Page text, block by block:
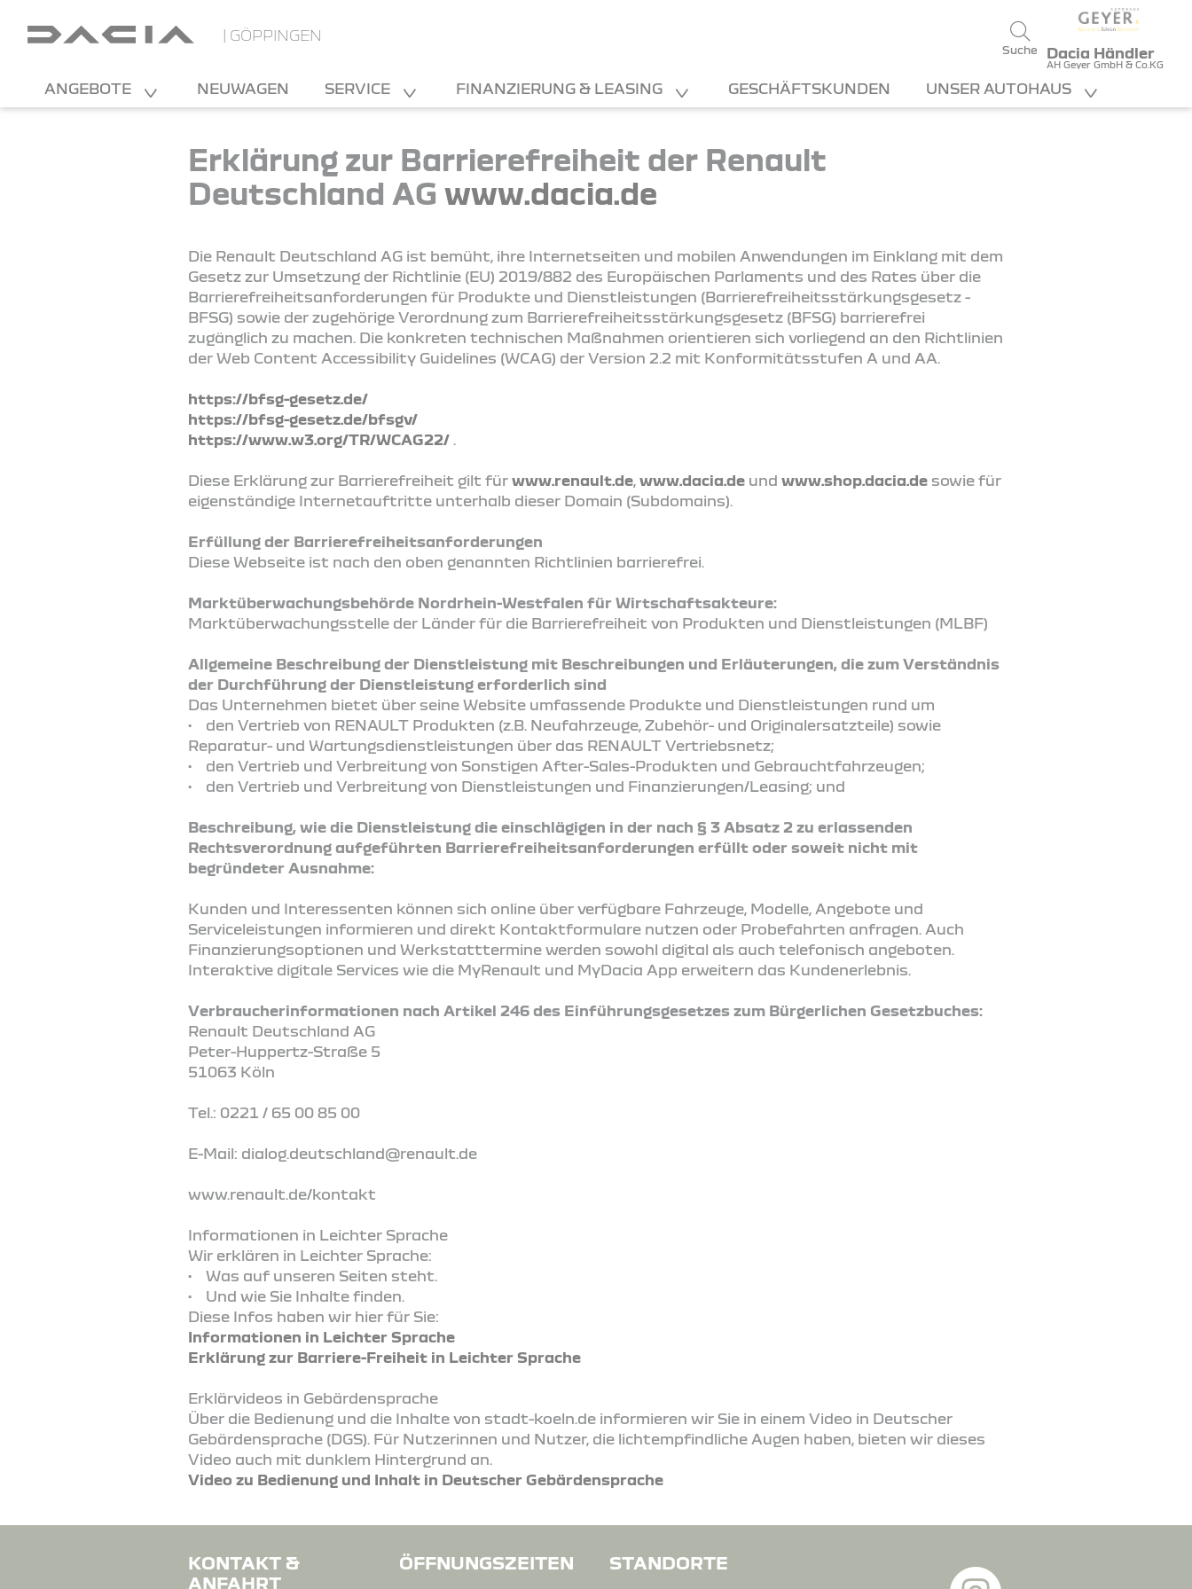
| GÖPPINGEN
Suche Dacia Händler
AH Geyer GmbH & Co.KG
ANGEBOTE NEUWAGEN SERVICE FINANZIERUNG & LEASING GESCHÄFTSKUNDEN UNSER AUTOHAUS
Erklärung zur Barrierefreiheit der Renault
Deutschland AGwww.dacia.de
Die Renault Deutschland AG ist bemüht, ihre Internetseiten und mobilen Anwendungen im Einklang mit dem
Gesetz zur Umsetzung der Richtlinie (EU) 2019/882 des Europäischen Parlaments und des Rates über die
Barrierefreiheitsanforderungen für Produkte und Dienstleistungen (Barrierefreiheitsstärkungsgesetz -
BFSG) sowie der zugehörige Verordnung zum Barrierefreiheitsstärkungsgesetz (BFSG) barrierefrei
zugänglich zu machen. Die konkreten technischen Maßnahmen orientieren sich vorliegend an den Richtlinien
der Web Content Accessibility Guidelines (WCAG) der Version 2.2 mit Konformitätsstufen A und AA.
https://bfsg-gesetz.de/
https://bfsg-gesetz.de/bfsgv/
https://www.w3.org/TR/WCAG22/ .
Diese Erklärung zur Barrierefreiheit gilt fürwww.renault.de,www.dacia.de undwww.shop.dacia.de sowie für
eigenständige Internetauftritte unterhalb dieser Domain (Subdomains).
Erfüllung der Barrierefreiheitsanforderungen
Diese Webseite ist nach den oben genannten Richtlinien barrierefrei.
Marktüberwachungsbehörde Nordrhein-Westfalen für Wirtschaftsakteure:
Marktüberwachungsstelle der Länder für die Barrierefreiheit von Produkten und Dienstleistungen (MLBF)
Allgemeine Beschreibung der Dienstleistung mit Beschreibungen und Erläuterungen, die zum Verständnis
der Durchführung der Dienstleistung erforderlich sind
Das Unternehmen bietet über seine Website umfassende Produkte und Dienstleistungen rund um
• den Vertrieb von RENAULT Produkten (z.B. Neufahrzeuge, Zubehör- und Originalersatzteile) sowie
Reparatur- und Wartungsdienstleistungen über das RENAULT Vertriebsnetz;
• den Vertrieb und Verbreitung von Sonstigen After-Sales-Produkten und Gebrauchtfahrzeugen;
• den Vertrieb und Verbreitung von Dienstleistungen und Finanzierungen/Leasing; und
Beschreibung, wie die Dienstleistung die einschlägigen in der nach § 3 Absatz 2 zu erlassenden
Rechtsverordnung aufgeführten Barrierefreiheitsanforderungen erfüllt oder soweit nicht mit
begründeter Ausnahme:
Kunden und Interessenten können sich online über verfügbare Fahrzeuge, Modelle, Angebote und
Serviceleistungen informieren und direkt Kontaktformulare nutzen oder Probefahrten anfragen. Auch
Finanzierungsoptionen und Werkstatttermine werden sowohl digital als auch telefonisch angeboten.
Interaktive digitale Services wie die MyRenault und MyDacia App erweitern das Kundenerlebnis.
Verbraucherinformationen nach Artikel 246 des Einführungsgesetzes zum Bürgerlichen Gesetzbuches:
Renault Deutschland AG
Peter-Huppertz-Straße 5
51063 Köln
Tel.: 0221 / 65 00 85 00
E-Mail: dialog.deutschland@renault.de
www.renault.de/kontakt
Informationen in Leichter Sprache
Wir erklären in Leichter Sprache:
• Was auf unseren Seiten steht.
• Und wie Sie Inhalte finden.
Diese Infos haben wir hier für Sie:
Informationen in Leichter Sprache
Erklärung zur Barriere-Freiheit in Leichter Sprache
Erklärvideos in Gebärdensprache
Über die Bedienung und die Inhalte von stadt-koeln.de informieren wir Sie in einem Video in Deutscher
Gebärdensprache (DGS). Für Nutzerinnen und Nutzer, die lichtempfindliche Augen haben, bieten wir dieses
Video auch mit dunklem Hintergrund an.
Video zu Bedienung und Inhalt in Deutscher Gebärdensprache
KONTAKT &
ANFAHRT
ÖFFNUNGSZEITEN STANDORTE